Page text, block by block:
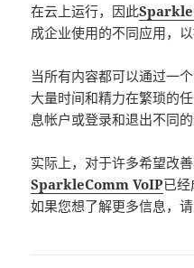
在云上运行，因此
成企业使用的不同应用，以
当所有内容都可以通过一
大量时间和精力在繁琐的
息帐户或登录和退出不同的
实际上，对于许多希望改
SparkleComm VoIP已经
如果您想了解更多信息，请